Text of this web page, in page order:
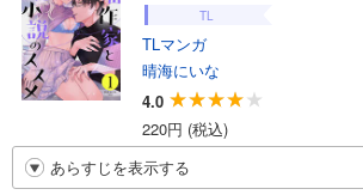
TL
TLマンガ
晴海にいな
4.0
220円 (税込)
あらすじを表示する